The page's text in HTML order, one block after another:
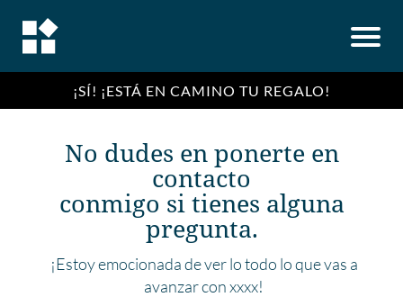
¡SÍ! ¡ESTÁ EN CAMINO TU REGALO!
No dudes en ponerte en
contacto
conmigo si tienes alguna
pregunta.
¡Estoy emocionada de ver lo todo lo que vas a
avanzar con xxxx!